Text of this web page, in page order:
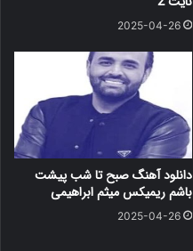
2025-04-26
دانلود آهنگ صبح تا شب پیشت
باشم ریمیکس میثم ابراهیمی
2025-04-26